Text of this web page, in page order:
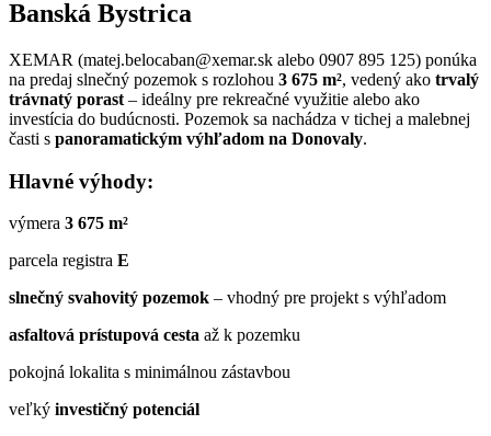
Banská Bystrica
XEMAR (matej.belocaban@xemar.sk alebo 0907 895 125) ponúka
na predaj slnečný pozemok s rozlohou 3 675 m², vedený ako trvalý
trávnatý porast – ideálny pre rekreačné využitie alebo ako
investícia do budúcnosti. Pozemok sa nachádza v tichej a malebnej
časti s panoramatickým výhľadom na Donovaly.
Hlavné výhody:
výmera 3 675 m²
parcela registra E
slnečný svahovitý pozemok – vhodný pre projekt s výhľadom
asfaltová prístupová cesta až k pozemku
pokojná lokalita s minimálnou zástavbou
veľký investičný potenciál